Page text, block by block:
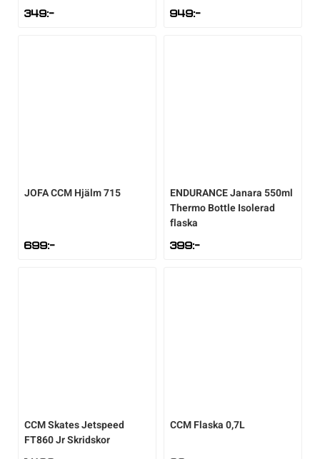
349:- 949:-
JOFACCM Hjälm 715
699:-
ENDURANCEJanara 550ml
Thermo Bottle Isolerad
flaska
399:-
CCMSkates Jetspeed
FT860 Jr Skridskor
CCMFlaska 0,7L